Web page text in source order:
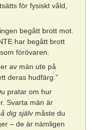
för fysiskt våld,
begått brott mot.
har begått brott
förövaren.
av män ute på
deras hudfärg.”
pratar om hur
Svarta män är
dig självmåste du
– de är nämligen